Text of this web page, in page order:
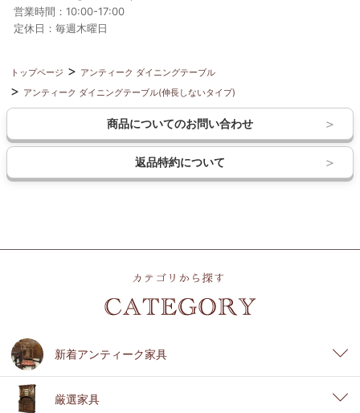
営業時間：10:00-17:00
定休日：毎週木曜日
トップページ
アンティーク ダイニングテーブル
アンティーク ダイニングテーブル(伸長しないタイプ)
商品についてのお問い合わせ
返品特約について
新着アンティーク家具
厳選家具